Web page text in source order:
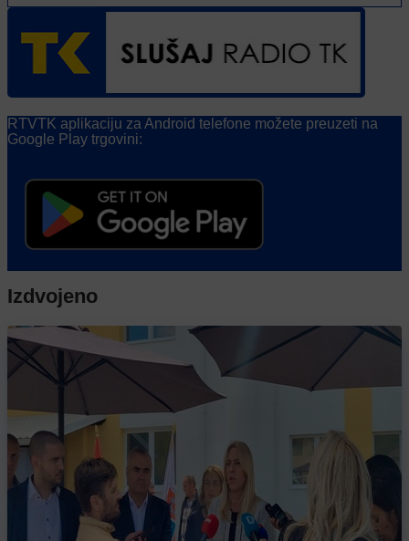
RTVTK aplikaciju za Android telefone možete preuzeti na
Google Play trgovini:
Izdvojeno